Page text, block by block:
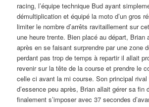
racing, l’équipe technique Bud ayant
démultiplication et équipé la moto d’un gros
limiter le nombre d’arrêts ravitaillement sur
une heure trente. Bien placé au départ, Brian
après en se faisant surprendre par une zone
perdant pas trop de temps à repartir il allait
revenir sur la tête de la course et prendre le
celle ci avant la mi course. Son principal rival
d’essence peu après, Brian allait gérer sa fin
finalement s’imposer avec 37 secondes